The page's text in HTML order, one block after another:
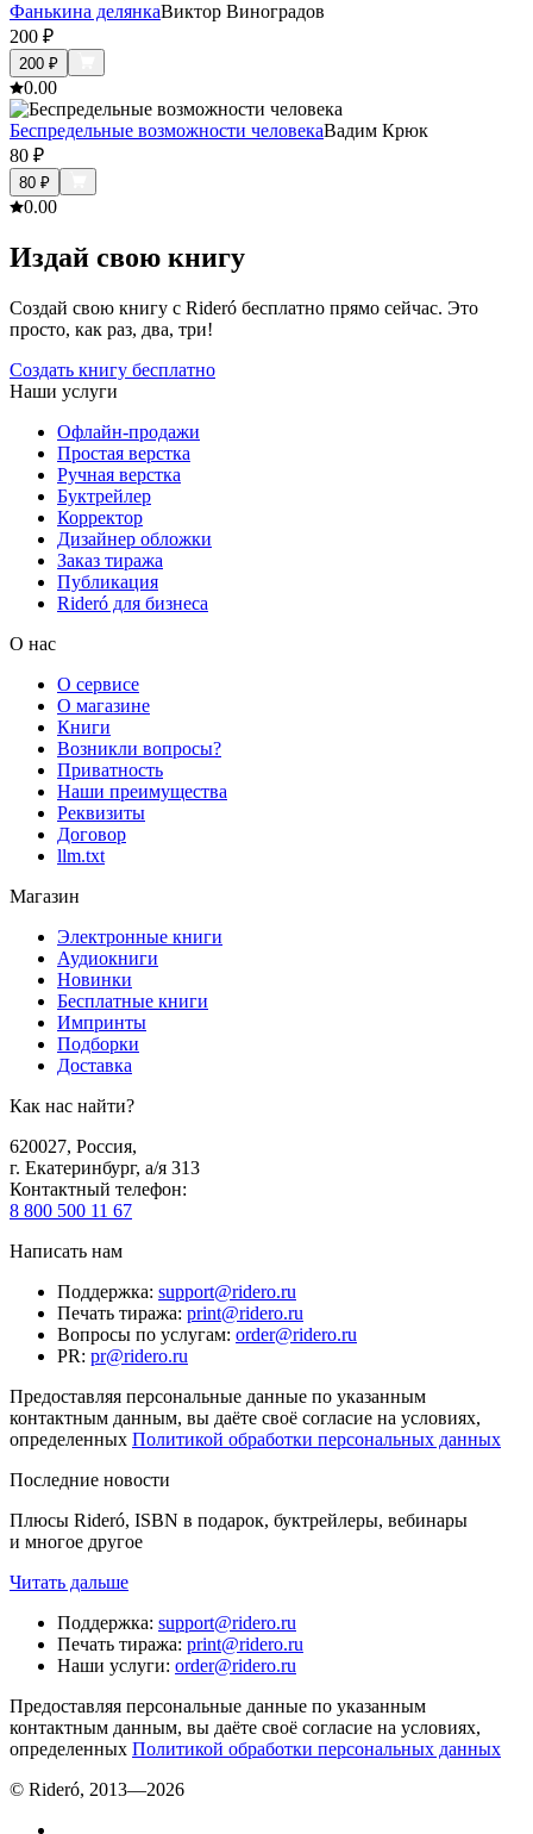
Фанькина делянкаВиктор Виноградов
200 ₽
200 ₽
0.00
Беспредельные возможности человекаВадим Крюк
80 ₽
80 ₽
0.00
Издай свою книгу
Создай свою книгу с Rideró бесплатно прямо сейчас. Это
просто, как раз, два, три!
Создать книгу бесплатно
Наши услуги
Офлайн-продажи
Простая верстка
Ручная верстка
Буктрейлер
Корректор
Дизайнер обложки
Заказ тиража
Публикация
Rideró для бизнеса
О нас
О сервисе
О магазине
Книги
Возникли вопросы?
Приватность
Наши преимущества
Реквизиты
Договор
llm.txt
Магазин
Электронные книги
Аудиокниги
Новинки
Бесплатные книги
Импринты
Подборки
Доставка
Как нас найти?
620027, Россия,
г. Екатеринбург, а/я 313
Контактный телефон:
8 800 500 11 67
Написать нам
Поддержка: support@ridero.ru
Печать тиража: print@ridero.ru
Вопросы по услугам: order@ridero.ru
PR: pr@ridero.ru
Предоставляя персональные данные по указанным
контактным данным, вы даёте своё согласие на условиях,
определенных Политикой обработки персональных данных
Последние новости
Плюсы Rideró, ISBN в подарок, буктрейлеры, вебинары
и многое другое
Читать дальше
Поддержка: support@ridero.ru
Печать тиража: print@ridero.ru
Наши услуги: order@ridero.ru
Предоставляя персональные данные по указанным
контактным данным, вы даёте своё согласие на условиях,
определенных Политикой обработки персональных данных
© Rideró, 2013—2026